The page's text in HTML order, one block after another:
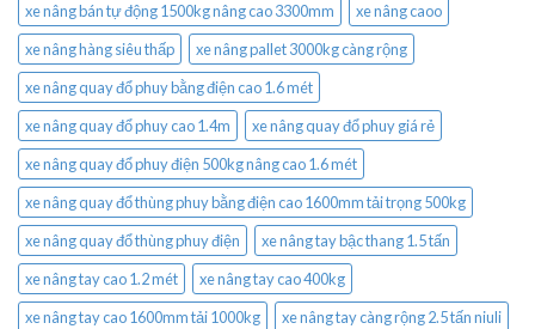
xe nâng bán tự động 1500kg nâng cao 3300mm
xe nâng caoo
xe nâng hàng siêu thấp
xe nâng pallet 3000kg càng rộng
xe nâng quay đổ phuy bằng điện cao 1.6 mét
xe nâng quay đổ phuy cao 1.4m
xe nâng quay đổ phuy giá rẻ
xe nâng quay đổ phuy điện 500kg nâng cao 1.6 mét
xe nâng quay đổ thùng phuy bằng điện cao 1600mm tải trọng 500kg
xe nâng quay đổ thùng phuy điện
xe nâng tay bậc thang 1.5 tấn
xe nâng tay cao 1.2 mét
xe nâng tay cao 400kg
xe nâng tay cao 1600mm tải 1000kg
xe nâng tay càng rộng 2.5 tấn niuli